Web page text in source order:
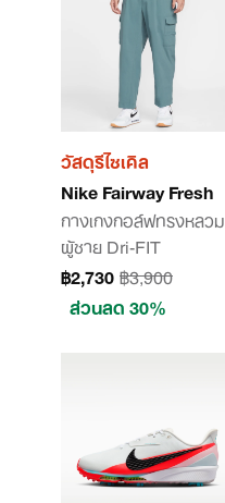
วัสดุรีไซเคิล
Nike Fairway Fresh
กางเกงกอล์ฟทรงหลวม
ผู้ชาย Dri-FIT
฿2,730฿3,900
ส่วนลด 30%